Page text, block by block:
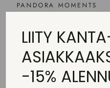
PANDORA MOMENTS
WING CHAIN
PANDORA
hinta
LIITY
-15%